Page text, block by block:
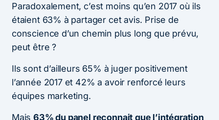
Paradoxalement, c’est moins qu’en 2017 où ils
étaient 63% à partager cet avis. Prise de
conscience d’un chemin plus long que prévu,
peut être ?
Ils sont d’ailleurs 65% à juger positivement
l’année 2017 et 42% a avoir renforcé leurs
équipes marketing.
Mais63% du panel reconnait que l’intégration